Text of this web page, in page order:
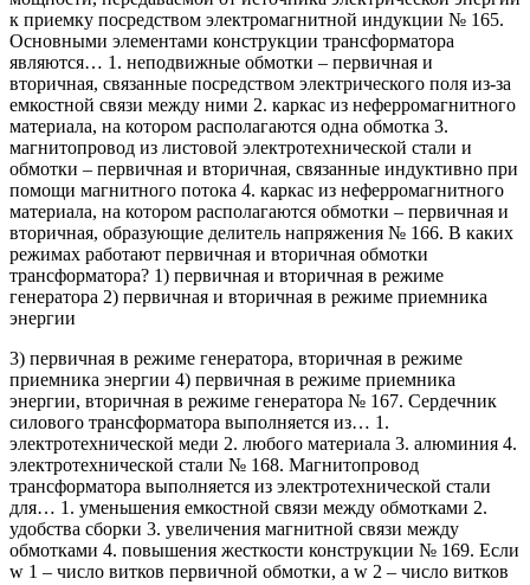
к приемку посредством электромагнитной индукции № 165.
Основными элементами конструкции трансформатора
являются… 1. неподвижные обмотки – первичная и
вторичная, связанные посредством электрического поля из-за
емкостной связи между ними 2. каркас из неферромагнитного
материала, на котором располагаются одна обмотка 3.
магнитопровод из листовой электротехнической стали и
обмотки – первичная и вторичная, связанные индуктивно при
помощи магнитного потока 4. каркас из неферромагнитного
материала, на котором располагаются обмотки – первичная и
вторичная, образующие делитель напряжения № 166. В каких
режимах работают первичная и вторичная обмотки
трансформатора? 1) первичная и вторичная в режиме
генератора 2) первичная и вторичная в режиме приемника
энергии
3) первичная в режиме генератора, вторичная в режиме
приемника энергии 4) первичная в режиме приемника
энергии, вторичная в режиме генератора № 167. Сердечник
силового трансформатора выполняется из… 1.
электротехнической меди 2. любого материала 3. алюминия 4.
электротехнической стали № 168. Магнитопровод
трансформатора выполняется из электротехнической стали
для… 1. уменьшения емкостной связи между обмотками 2.
удобства сборки 3. увеличения магнитной связи между
обмотками 4. повышения жесткости конструкции № 169. Если
w 1 – число витков первичной обмотки, а w 2 – число витков